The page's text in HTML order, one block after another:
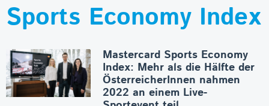
Sports Economy Index
Mastercard Sports Economy
Index: Mehr als die Hälfte der
ÖsterreicherInnen nahmen
2022 an einem Live-